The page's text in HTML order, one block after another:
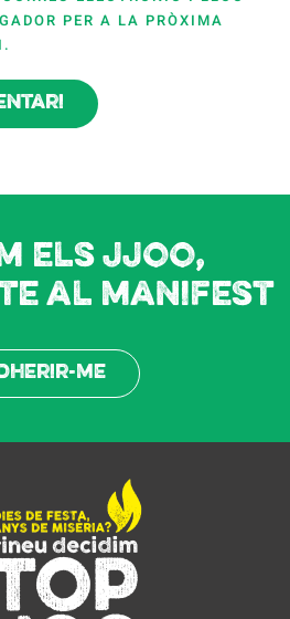
PER A LA PRÒXIMA
els JJOO,
al manifest
me